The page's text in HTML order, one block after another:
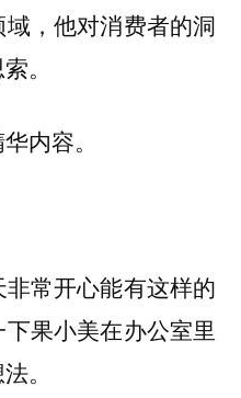
，他对消费者的洞
。
内容。
非常开心能有这样的
果小美在办公室里
。